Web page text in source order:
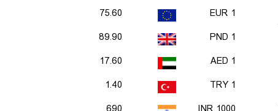
1 EUR
75.60
1 PND
89.90
1 AED
17.60
1 TRY
1.40